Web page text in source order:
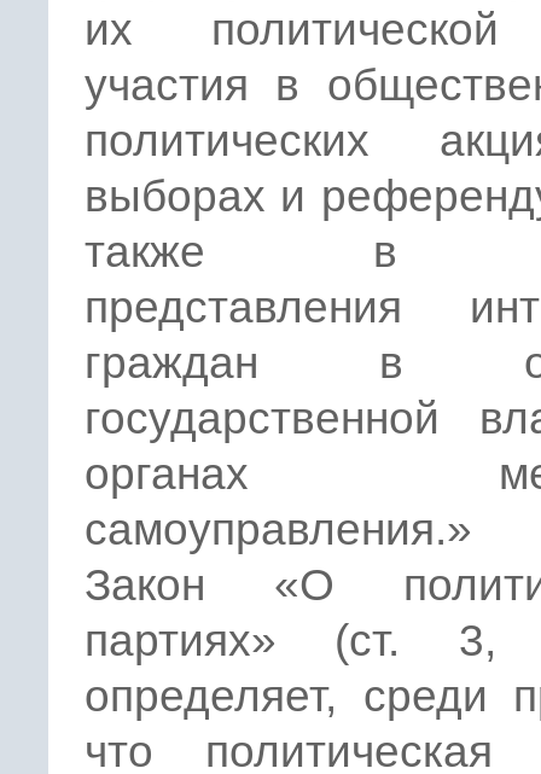
их
участия в
политических
выборах и
также в
представления
граждан в
государственной
органах
самоуправления.»
Закон «О
партиях» (ст.
определяет, среди
что политическая